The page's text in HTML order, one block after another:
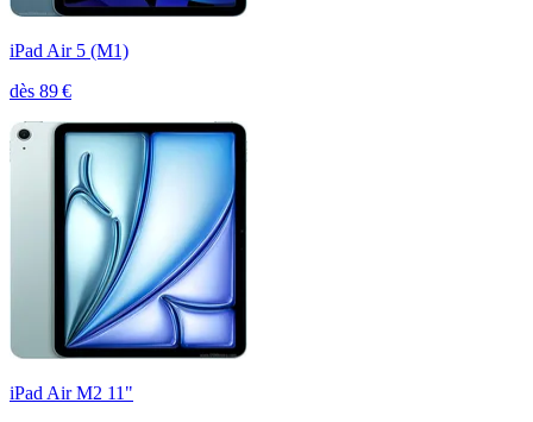
iPad Air 5 (M1)
dès 89€
iPad Air M2 11"